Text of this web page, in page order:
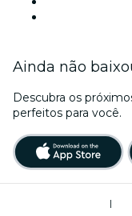
Ainda não
Descubra os
perfeitos para você.
|